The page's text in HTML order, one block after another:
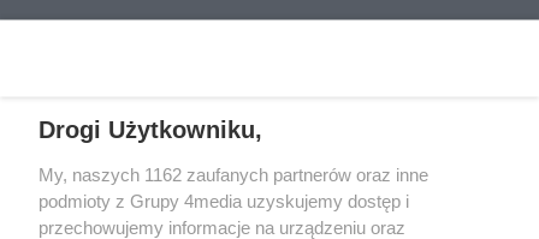
Drogi Użytkowniku,
My, naszych 1162 zaufanych partnerów oraz inne
podmioty z Grupy 4media uzyskujemy dostęp i
przechowujemy informacje na urządzeniu oraz